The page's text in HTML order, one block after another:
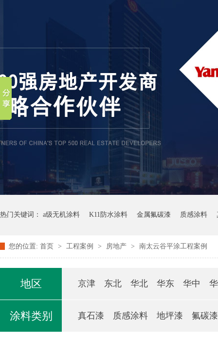
热门关键词： a级无机涂料 K11防水涂料 金属氟碳漆 质感涂料
您的位置: 首页 > 工程案例 > 房地产 > 南太云谷平涂工程案例
地区 京津 东北 华北 华东 华中
涂料类别 真石漆 质感涂料 地坪漆 氟碳漆